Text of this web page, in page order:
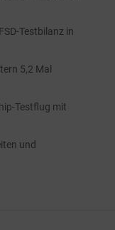
Testbilanz in
5,2 Mal
Testflug mit
und